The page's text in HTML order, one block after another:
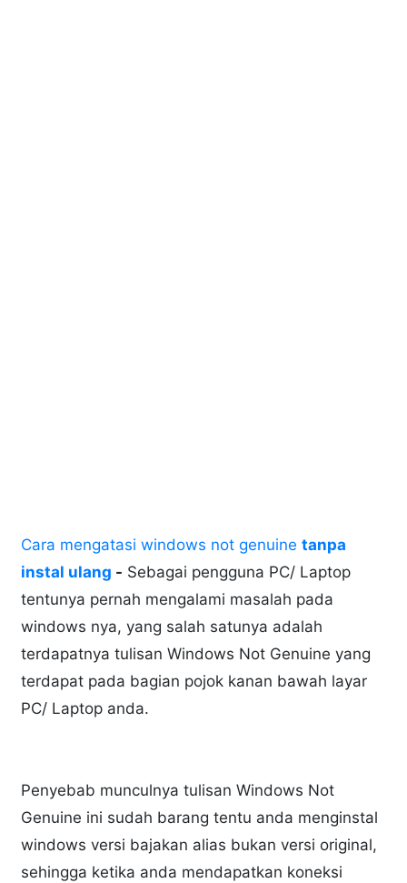
Cara mengatasi windows not genuinetanpa
instal ulang - Sebagai pengguna PC/ Laptop
tentunya pernah mengalami masalah pada
windows nya, yang salah satunya adalah
terdapatnya tulisan Windows Not Genuine yang
terdapat pada bagian pojok kanan bawah layar
PC/ Laptop anda.
Penyebab munculnya tulisan Windows Not
Genuine ini sudah barang tentu anda menginstal
windows versi bajakan alias bukan versi original,
sehingga ketika anda mendapatkan koneksi